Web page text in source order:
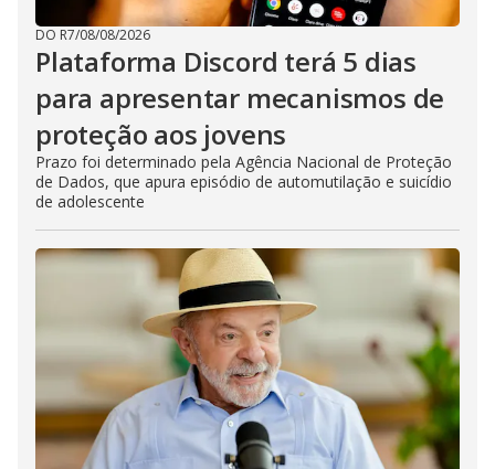
DO R7/08/08/2026
Plataforma Discord terá 5 dias
para apresentar mecanismos de
proteção aos jovens
Prazo foi determinado pela Agência Nacional de Proteção
de Dados, que apura episódio de automutilação e suicídio
de adolescente